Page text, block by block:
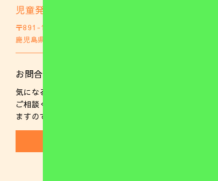
児童発達支援事業所 ナチュファミ
〒891-1105
鹿児島県鹿児島市郡山町703
お問合わせはこちら
気になることやご不明な点がありましたらお気軽に
ご相談ください。 また、随時ご見学を行っており
ますのでお気軽にお電話ください。